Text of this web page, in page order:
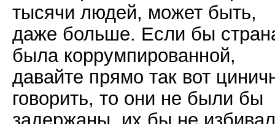
тысячи людей, может быть,
даже больше. Если бы
была коррумпированной,
давайте прямо так вот
говорить, то они не были бы
задержаны, их бы не